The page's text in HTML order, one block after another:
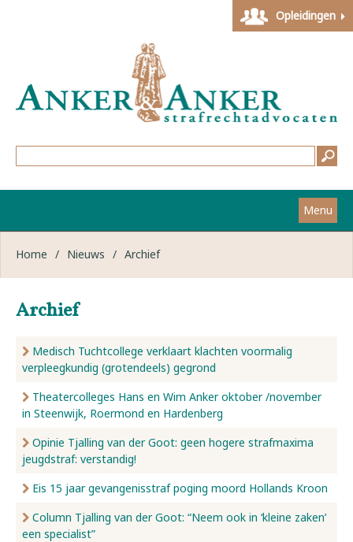
Opleidingen
Menu
Home
Strafzaken
Werkwijze
Nieuws
Over ons
Contact
Home / Nieuws / Archief
Archief
Medisch Tuchtcollege verklaart klachten voormalig
verpleegkundig (grotendeels) gegrond
Theatercolleges Hans en Wim Anker oktober /november
in Steenwijk, Roermond en Hardenberg
Opinie Tjalling van der Goot: geen hogere strafmaxima
jeugdstraf: verstandig!
Eis 15 jaar gevangenisstraf poging moord Hollands Kroon
Column Tjalling van der Goot: “Neem ook in ‘kleine zaken’
een specialist”